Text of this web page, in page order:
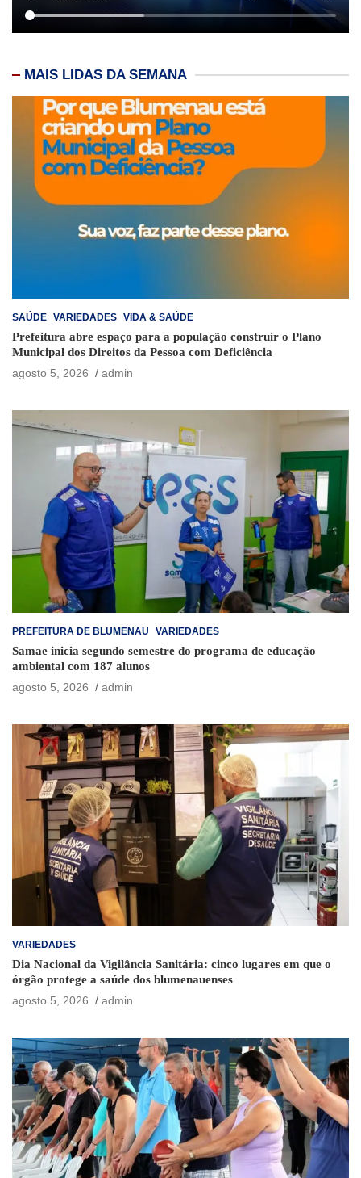
MAIS LIDAS DA SEMANA
SAÚDE VARIEDADES VIDA & SAÚDE
Prefeitura abre espaço para a população construir o Plano
Municipal dos Direitos da Pessoa com Deficiência
agosto 5, 2026
admin
PREFEITURA DE BLUMENAU VARIEDADES
Samae inicia segundo semestre do programa de educação
ambiental com 187 alunos
agosto 5, 2026
admin
VARIEDADES
Dia Nacional da Vigilância Sanitária: cinco lugares em que o
órgão protege a saúde dos blumenauenses
agosto 5, 2026
admin